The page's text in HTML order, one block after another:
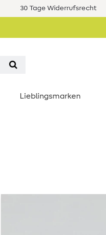
30 Tage Widerrufsrecht
Lieblingsmarken